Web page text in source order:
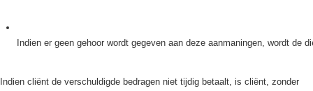
Indien er geen gehoor wordt gegeven aan deze aanmaningen, wordt
Indien cliënt de verschuldigde bedragen niet tijdig betaalt, is cliënt, zonder